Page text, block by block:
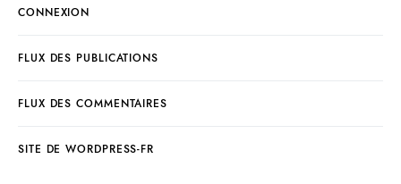
CONNEXION
FLUX DES PUBLICATIONS
FLUX DES COMMENTAIRES
SITE DE WORDPRESS-FR